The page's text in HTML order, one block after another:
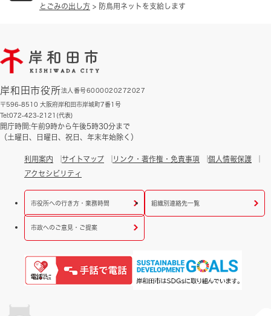
とごみの出し方 > 防鳥用ネットを支給します
岸和田市役所法人番号6000020272027
〒596-8510 大阪府岸和田市岸城町7番1号
Tel:072-423-2121(代表)
開庁時間:午前9時から午後5時30分まで
（土曜日、日曜日、祝日、年末年始除く）
利用案内 サイトマップ リンク・著作権・免責事項
個人情報保護
アクセシビリティ
市役所への行き方・業務時間 組織別連絡先一覧
市政へのご意見・ご提案